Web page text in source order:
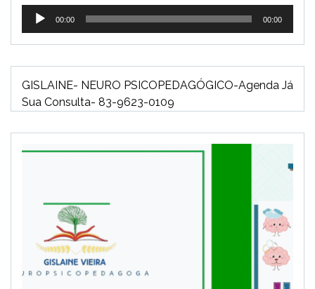
Tocador
áudio
00:00 00:00
GISLAINE- NEURO PSICOPEDAGÓGICO-Agenda Já
Sua Consulta- 83-9623-0109